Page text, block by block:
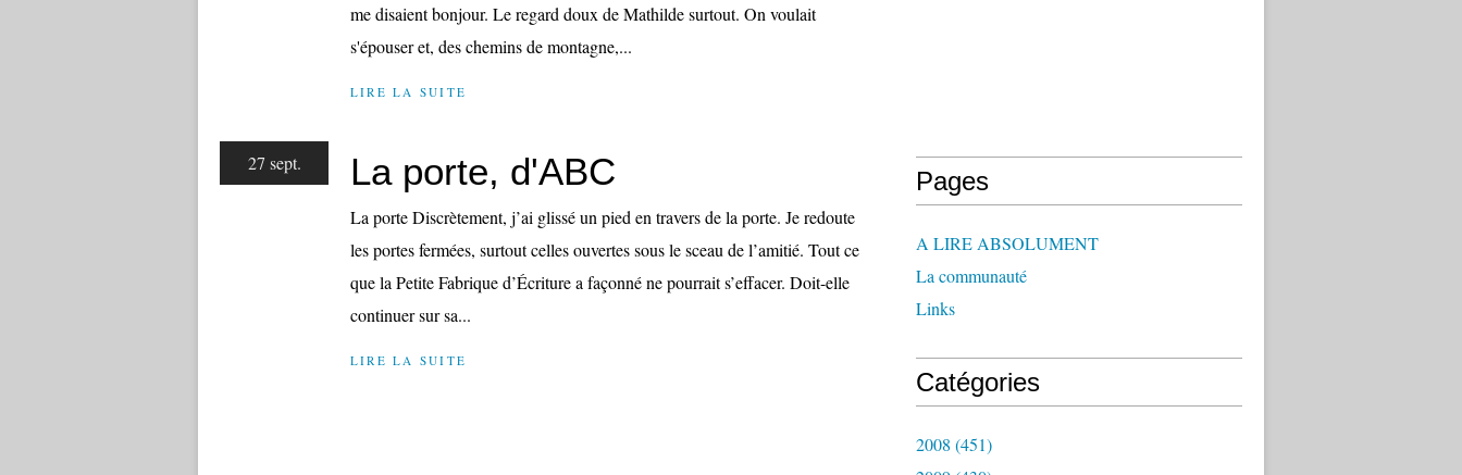
me disaient bonjour. Le regard doux de Mathilde surtout. On voulait
s'épouser et, des chemins de montagne,...
LIRE LA SUITE
27 sept. La porte, d'ABC
La porte Discrètement, j’ai glissé un pied en travers de la porte. Je redoute
les portes fermées, surtout celles ouvertes sous le sceau de l’amitié. Tout ce
que la Petite Fabrique d’Écriture a façonné ne pourrait s’effacer. Doit-elle
continuer sur sa...
LIRE LA SUITE
Pages
A LIRE ABSOLUMENT
La communauté
Links
Catégories
2008 (451)